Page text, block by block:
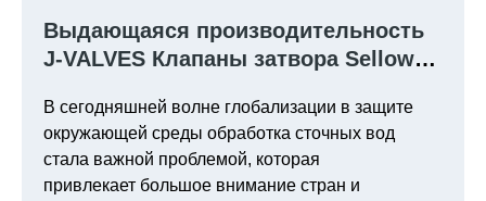
Выдающаяся производительность
J-VALVES Клапаны затвора Sellows
Бангладеш
В сегодняшней волне глобализации в защите
окружающей среды обработка сточных вод
стала важной проблемой, которая
привлекает большое внимание стран и